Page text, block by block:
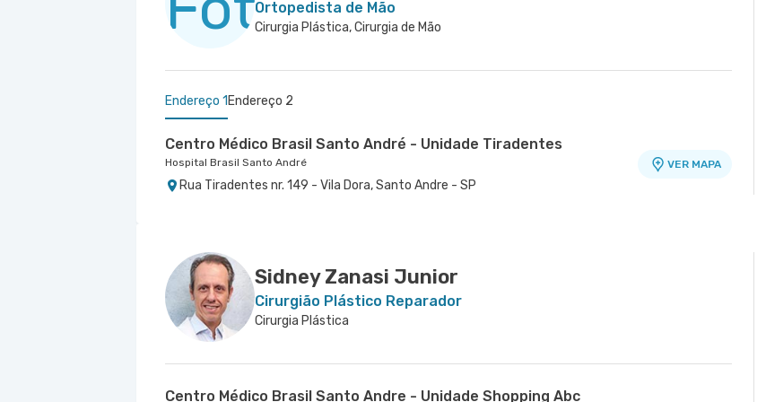
Ortopedista de Mão
Cirurgia Plástica, Cirurgia de Mão
Endereço 1 Endereço 2
Centro Médico Brasil Santo André - Unidade Tiradentes
Hospital Brasil Santo André
Rua Tiradentes nr. 149 - Vila Dora, Santo Andre - SP
VER MAPA
Sidney Zanasi Junior
Cirurgião Plástico Reparador
Cirurgia Plástica
Centro Médico Brasil Santo Andre - Unidade Shopping Abc